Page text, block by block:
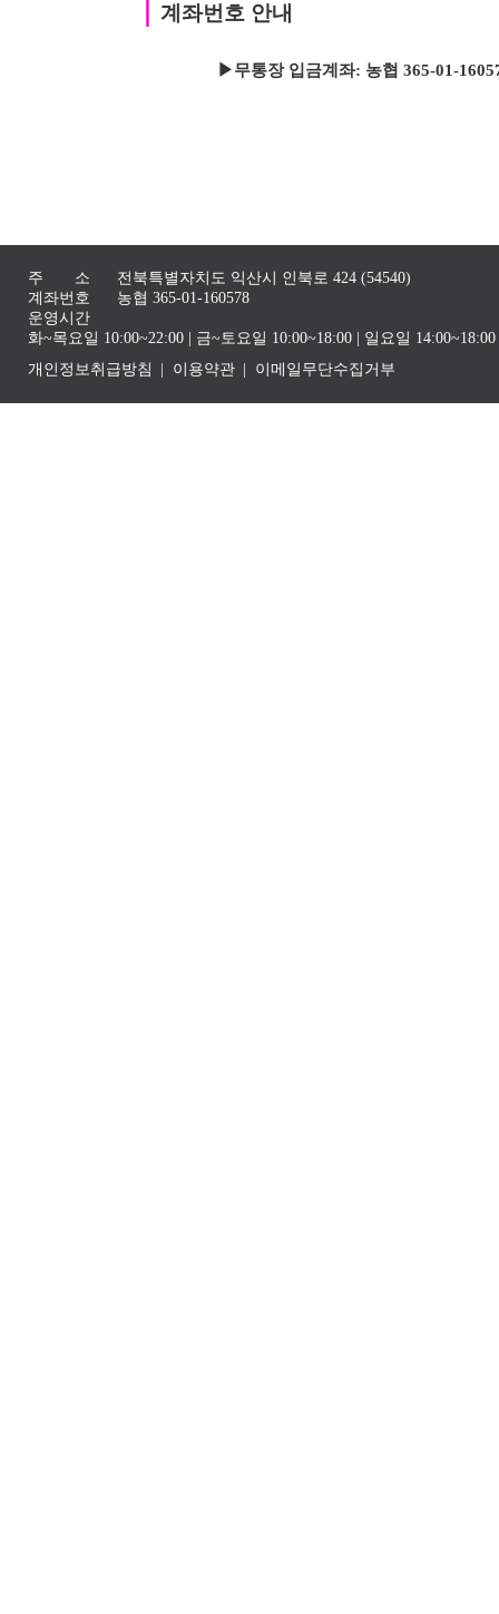
계좌번호 안내
▶무통장 입금계좌: 농협 365-01-
주 소
전북특별자치도 익산시 인북로 424 (54540)
계좌번호
농협 365-01-160578
운영시간
화~목요일 10:00~22:00 | 금~토요일 10:00~18:00 | 일요일
개인정보취급방침
이용약관 이메일무단수집거부